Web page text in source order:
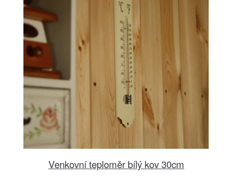
Venkovní teploměr bílý kov 30cm